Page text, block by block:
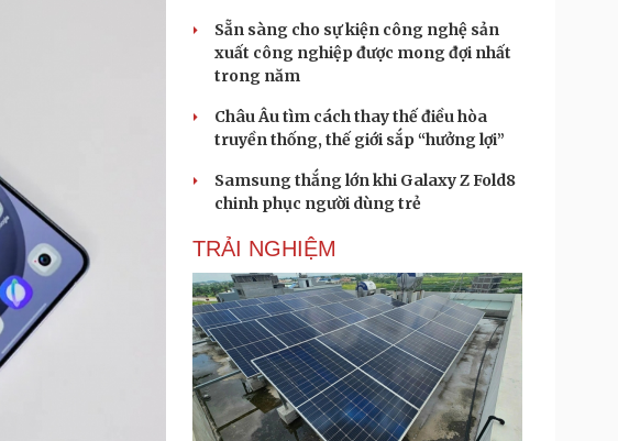
Hạt giống tâm hồn
Sẵn sàng cho sự kiện công nghệ sản
xuất công nghiệp được mong đợi nhất
trong năm
Châu Âu tìm cách thay thế điều hòa
truyền thống, thế giới sắp “hưởng lợi”
Samsung thắng lớn khi Galaxy Z Fold8
chinh phục người dùng trẻ
TRẢI NGHIỆM